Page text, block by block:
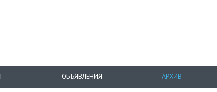
ОБЪЯВЛЕНИЯ АРХИВ